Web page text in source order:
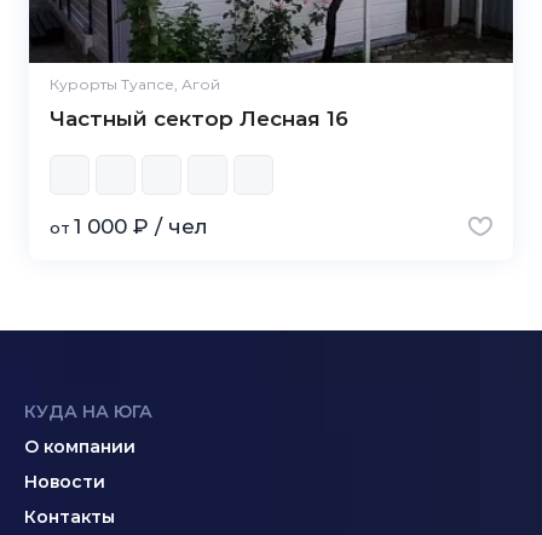
Курорты Туапсе, Агой
Частный сектор Лесная 16
от 1 000 ₽ / чел
КУДА НА ЮГА
О компании
Новости
Контакты